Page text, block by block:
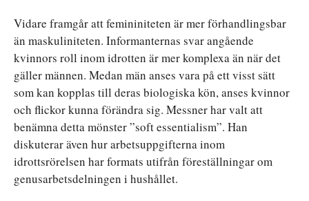
Vidare framgår att femininiteten är mer förhandlingsbar
än maskuliniteten. Informanternas svar angående
kvinnors roll inom idrotten är mer komplexa än när det
gäller männen. Medan män anses vara på ett visst sätt
som kan kopplas till deras biologiska kön, anses kvinnor
och flickor kunna förändra sig. Messner har valt att
benämna detta mönster ”soft essentialism”. Han
diskuterar även hur arbetsuppgifterna inom
idrottsrörelsen har formats utifrån föreställningar om
genusarbetsdelningen i hushållet.